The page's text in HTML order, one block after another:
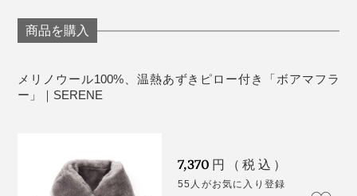
生産工程の都合上、プリントの色が端まで入らず
向によっては芯地のポリエステルが見えることがあ
ります。
《「あずきピロー」使用上の注意》
商品を購入
メリノウール100%、温熱あずきピロー付き「ボアマフラ
ー」｜SERENE
7,370 円（税込）
55人がお気に入り登録